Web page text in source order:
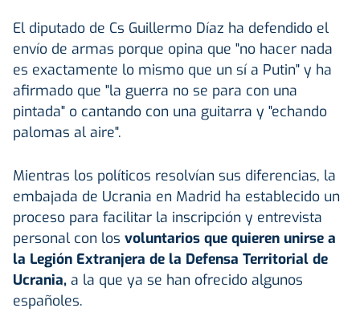
El diputado de Cs Guillermo Díaz ha defendido el
envío de armas porque opina que "no hacer nada
es exactamente lo mismo que un sí a Putin" y ha
afirmado que "la guerra no se para con una
pintada" o cantando con una guitarra y "echando
palomas al aire".
Mientras los políticos resolvían sus diferencias, la
embajada de Ucrania en Madrid ha establecido un
proceso para facilitar la inscripción y entrevista
personal con los voluntarios que quieren unirse a
la Legión Extranjera de la Defensa Territorial de
Ucrania, a la que ya se han ofrecido algunos
españoles.